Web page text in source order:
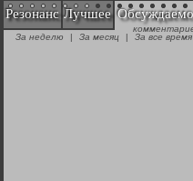
"Аркадий Коц" на
эгалите-фесте "Не
Резонанс Лучшее
За неделю
| За месяц | За все время